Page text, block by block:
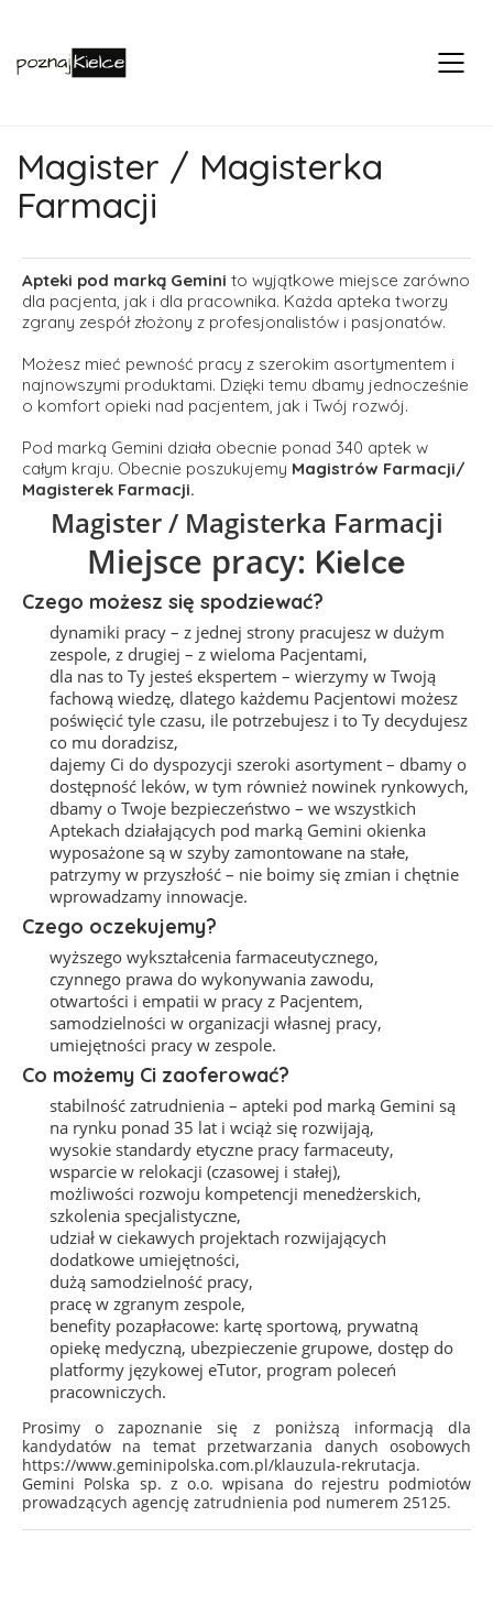
Magister / Magisterka
Farmacji
Apteki pod marką Gemini to wyjątkowe miejsce zarówno
dla pacjenta, jak i dla pracownika. Każda apteka tworzy
zgrany zespół złożony z profesjonalistów i pasjonatów.
Możesz mieć pewność pracy z szerokim asortymentem i
najnowszymi produktami. Dzięki temu dbamy jednocześnie
o komfort opieki nad pacjentem, jak i Twój rozwój.
Pod marką Gemini działa obecnie ponad 340 aptek w
całym kraju. Obecnie poszukujemy Magistrów Farmacji/
Magisterek Farmacji.
Magister / Magisterka Farmacji
Miejsce pracy: Kielce
Czego możesz się spodziewać?
dynamiki pracy – z jednej strony pracujesz w dużym
zespole, z drugiej – z wieloma Pacjentami,
dla nas to Ty jesteś ekspertem – wierzymy w Twoją
fachową wiedzę, dlatego każdemu Pacjentowi możesz
poświęcić tyle czasu, ile potrzebujesz i to Ty decydujesz
co mu doradzisz,
dajemy Ci do dyspozycji szeroki asortyment – dbamy o
dostępność leków, w tym również nowinek rynkowych,
dbamy o Twoje bezpieczeństwo – we wszystkich
Aptekach działających pod marką Gemini okienka
wyposażone są w szyby zamontowane na stałe,
patrzymy w przyszłość – nie boimy się zmian i chętnie
wprowadzamy innowacje.
Czego oczekujemy?
wyższego wykształcenia farmaceutycznego,
czynnego prawa do wykonywania zawodu,
otwartości i empatii w pracy z Pacjentem,
samodzielności w organizacji własnej pracy,
umiejętności pracy w zespole.
Co możemy Ci zaoferować?
stabilność zatrudnienia – apteki pod marką Gemini są
na rynku ponad 35 lat i wciąż się rozwijają,
wysokie standardy etyczne pracy farmaceuty,
wsparcie w relokacji (czasowej i stałej),
możliwości rozwoju kompetencji menedżerskich,
szkolenia specjalistyczne,
udział w ciekawych projektach rozwijających
dodatkowe umiejętności,
dużą samodzielność pracy,
pracę w zgranym zespole,
benefity pozapłacowe: kartę sportową, prywatną
opiekę medyczną, ubezpieczenie grupowe, dostęp do
platformy językowej eTutor, program poleceń
pracowniczych.
Prosimy o zapoznanie się z poniższą informacją dla
kandydatów na temat przetwarzania danych osobowych
https://www.geminipolska.com.pl/klauzula-rekrutacja.
Gemini Polska sp. z o.o. wpisana do rejestru podmiotów
prowadzących agencję zatrudnienia pod numerem 25125.